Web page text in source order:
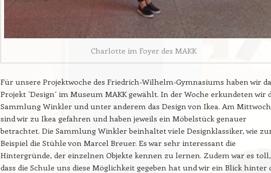
Charlotte im Foyer des MAKK
Für unsere Projektwoche des Friedrich-Wilhelm-Gymnasiums haben wir
Projekt `Design´ im Museum MAKK gewählt. In der Woche erkundeten wir
Sammlung Winkler und unter anderem das Design von Ikea. Am Mittwoch
sind wir zu Ikea gefahren und haben jeweils ein Möbelstück genauer
betrachtet. Die Sammlung Winkler beinhaltet viele Designklassiker, wie
Beispiel die Stühle von Marcel Breuer. Es war sehr interessant die
Hintergründe, der einzelnen Objekte kennen zu lernen. Zudem war es toll,
dass die Schule uns diese Möglichkeit gegeben hat und wir ein Blick hinter